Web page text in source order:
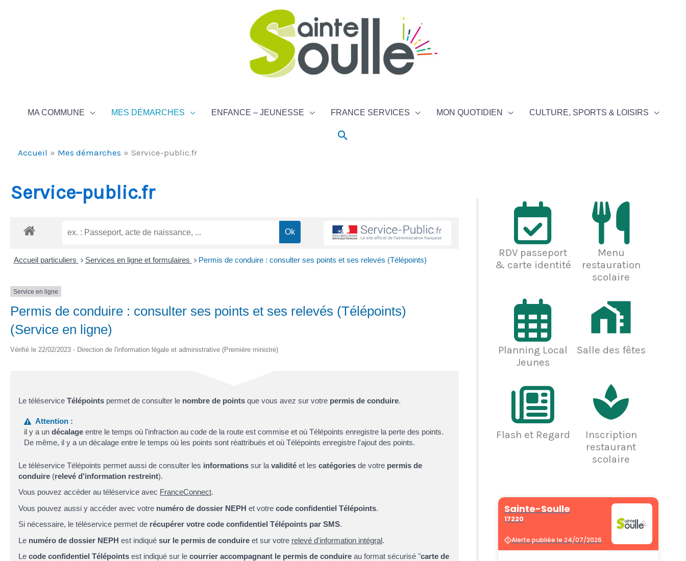
MA COMMUNE MES DÉMARCHES ENFANCE – JEUNESSE FRANCE SERVICES MON QUOTIDIEN CULTURE, SPORTS & LOISIRS
Rechercher
Accueil Mes démarches Service-public.fr
Service-public.fr
Accueil particuliers > Services en ligne et formulaires > Permis de conduire : consulter ses points et ses relevés (Télépoints)
Service en ligne
Permis de conduire : consulter ses points et ses relevés (Télépoints)
(Service en ligne)
Vérifié le 22/02/2023 - Direction de l'information légale et administrative (Première ministre)
Le téléservice Télépoints permet de consulter le nombre de points que vous avez sur votre permis de conduire.
Attention :
il y a undécalage entre le temps où l'infraction au code de la route est commise et où Télépoints enregistre la perte des points.
De même, il y a un décalage entre le temps où les points sont réattribués et où Télépoints enregistre l'ajout des points.
Le téléservice Télépoints permet aussi de consulter les informations sur la validité et les catégories de votre permis de
conduire (relevé d'information restreint).
Vous pouvez accéder au téléservice avec FranceConnect.
Vous pouvez aussi y accéder avec votre numéro de dossier NEPH et votre code confidentiel Télépoints.
Si nécessaire, le téléservice permet de récupérer votre code confidentiel Télépoints par SMS.
Le numéro de dossier NEPH est indiqué sur le permis de conduire et sur votre relevé d'information intégral.
Le code confidentiel Télépoints est indiqué sur le courrier accompagnant le permis de conduire au format sécurisé "carte de
RDV passeport
& carte identité
Menu
restauration
scolaire
Planning Local
Jeunes
Salle des fêtes
Flash et Regard
Inscription
restaurant
scolaire